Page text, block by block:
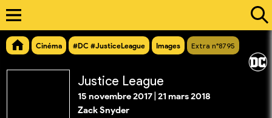
Cinéma #DC #JusticeLeague Images Extra n°8795
Justice League
15 novembre 2017 21 mars 2018
Zack Snyder